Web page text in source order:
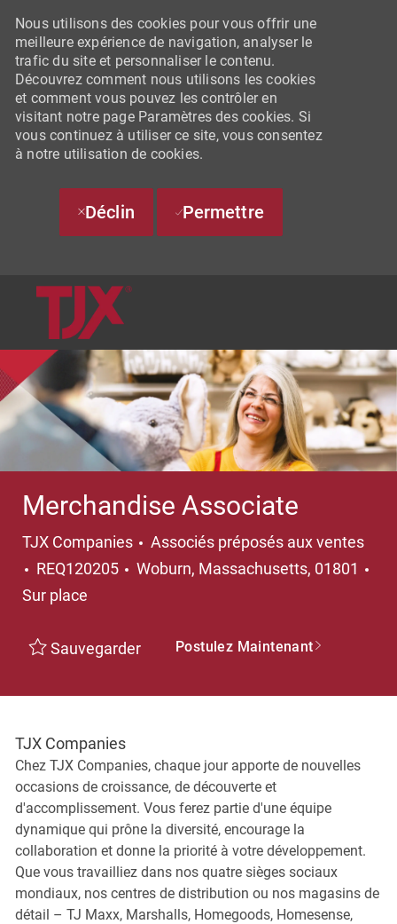
SKIP TO MAIN CONTENT
Nous utilisons des cookies pour vous offrir une
meilleure expérience de navigation, analyser le
trafic du site et personnaliser le contenu.
Découvrez comment nous utilisons les cookies
et comment vous pouvez les contrôler en
visitant notre page Paramètres des cookies. Si
vous continuez à utiliser ce site, vous consentez
à notre utilisation de cookies.
Déclin Permettre
Merchandise Associate
TJX Companies Catégorie
Associés préposés aux ventes
REQ120205
Emplacement
Woburn, Massachusetts, 01801
Sur place
Sauvegarder Postulez Maintenant
TJX Companies
Chez TJX Companies, chaque jour apporte de nouvelles
occasions de croissance, de découverte et
d'accomplissement. Vous ferez partie d'une équipe
dynamique qui prône la diversité, encourage la
collaboration et donne la priorité à votre développement.
Que vous travailliez dans nos quatre sièges sociaux
mondiaux, nos centres de distribution ou nos magasins de
détail – TJ Maxx, Marshalls, Homegoods, Homesense,